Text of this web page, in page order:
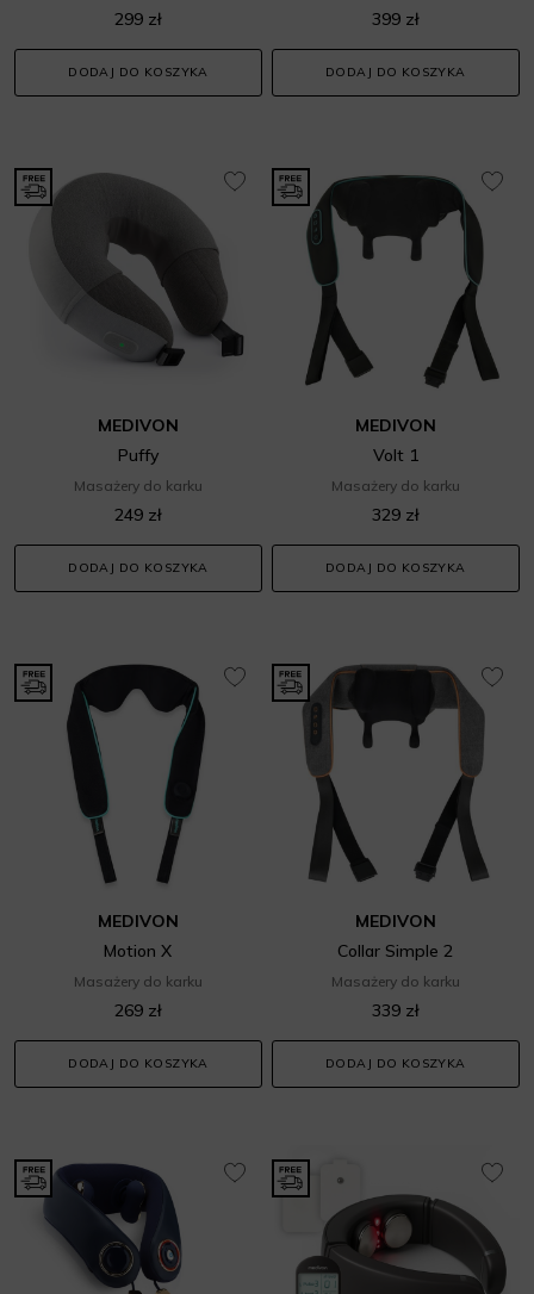
299 zł
DODAJ DO KOSZYKA
399 zł
DODAJ DO KOSZYKA
MEDIVON
Puffy
Masażery do karku
249 zł
DODAJ DO KOSZYKA
MEDIVON
Volt 1
Masażery do karku
329 zł
DODAJ DO KOSZYKA
MEDIVON
Motion X
Masażery do karku
269 zł
DODAJ DO KOSZYKA
MEDIVON
Collar Simple 2
Masażery do karku
339 zł
DODAJ DO KOSZYKA